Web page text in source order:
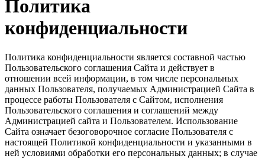
Политика
конфиденциальности
Политика конфиденциальности является составной частью
Пользовательского соглашения Сайта и действует в
отношении всей информации, в том числе персональных
данных Пользователя, получаемых Администрацией Сайта в
процессе работы Пользователя с Сайтом, исполнения
Пользовательского соглашения и соглашений между
Администрацией сайта и Пользователем. Использование
Сайта означает безоговорочное согласие Пользователя с
настоящей Политикой конфиденциальности и указанными в
ней условиями обработки его персональных данных; в случае